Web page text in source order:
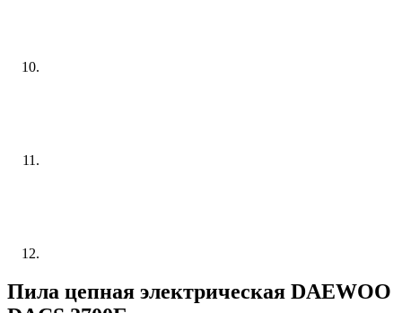
Пила цепная электрическая DAEWOO